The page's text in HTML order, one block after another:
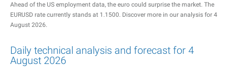
Ahead of the US employment data, the euro could surprise the market. The
EURUSD rate currently stands at 1.1500. Discover more in our analysis for 4
August 2026.
Daily technical analysis and forecast for 4
August 2026